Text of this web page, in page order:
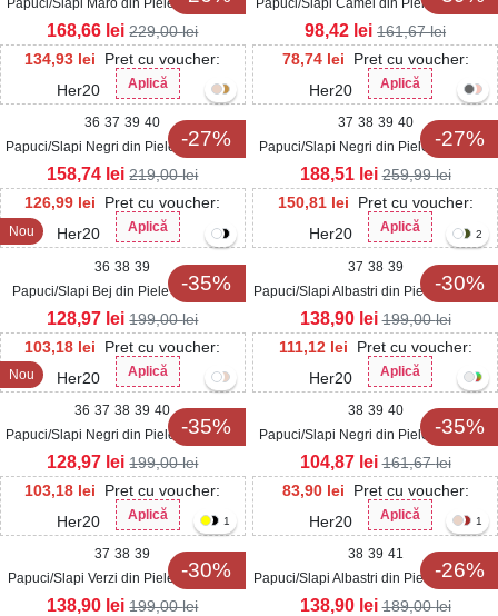
Papuci/Slapi Maro din Piele Ecologica
Jovella
134,93 lei
Pret cu voucher:
Her20
Aplică
168,66 lei 229,00lei
Papuci/Slapi Camel din Piele Ecologica
Intoarsa Jazlyn
78,74 lei
Pret cu voucher:
Her20
Aplică
98,42 lei 161,67lei
-27%
36 37 39 40
Papuci/Slapi Negri din Piele Ecologica
Torya
126,99 lei
Pret cu voucher:
Her20
Aplică
158,74 lei 219,00lei
-27%
37 38 39 40
Papuci/Slapi Negri din Piele Ecologica
Intoarsa Camila
150,81 lei
Pret cu voucher:
Her20
Aplică
188,51 lei 259,99lei
Nou
-35%
36 38 39
Papuci/Slapi Bej din Piele Ecologica
Verina
103,18 lei
Pret cu voucher:
Her20
Aplică
128,97 lei 199,00lei
-30%
2
37 38 39
Papuci/Slapi Albastri din Piele Ecologica
Intoarsa Linnye
111,12 lei
Pret cu voucher:
Her20
Aplică
138,90 lei 199,00lei
Nou
-35%
36 37 38 39 40
Papuci/Slapi Negri din Piele Ecologica
Verina
103,18 lei
Pret cu voucher:
Her20
Aplică
128,97 lei 199,00lei
-35%
38 39 40
Papuci/Slapi Negri din Piele Ecologica
Adisa
83,90 lei
Pret cu voucher:
Her20
Aplică
104,87 lei 161,67lei
-30%
1
37 38 39
Papuci/Slapi Verzi din Piele Ecologica
Intoarsa Reylen
138,90 lei 199,00lei
-26%
1
38 39 41
Papuci/Slapi Albastri din Piele Ecologica
Intoarsa Zarya
138,90 lei 189,00lei